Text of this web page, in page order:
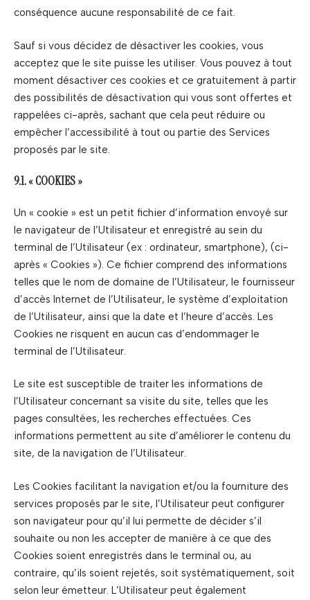
conséquence aucune responsabilité de ce fait.
Sauf si vous décidez de désactiver les cookies, vous
acceptez que le site puisse les utiliser. Vous pouvez à tout
moment désactiver ces cookies et ce gratuitement à partir
des possibilités de désactivation qui vous sont offertes et
rappelées ci-après, sachant que cela peut réduire ou
empêcher l’accessibilité à tout ou partie des Services
proposés par le site.
9.1. « COOKIES »
Un « cookie » est un petit fichier d’information envoyé sur
le navigateur de l’Utilisateur et enregistré au sein du
terminal de l’Utilisateur (ex : ordinateur, smartphone), (ci-
après « Cookies »). Ce fichier comprend des informations
telles que le nom de domaine de l’Utilisateur, le fournisseur
d’accès Internet de l’Utilisateur, le système d’exploitation
de l’Utilisateur, ainsi que la date et l’heure d’accès. Les
Cookies ne risquent en aucun cas d’endommager le
terminal de l’Utilisateur.
Le site est susceptible de traiter les informations de
l’Utilisateur concernant sa visite du site, telles que les
pages consultées, les recherches effectuées. Ces
informations permettent au site d’améliorer le contenu du
site, de la navigation de l’Utilisateur.
Les Cookies facilitant la navigation et/ou la fourniture des
services proposés par le site, l’Utilisateur peut configurer
son navigateur pour qu’il lui permette de décider s’il
souhaite ou non les accepter de manière à ce que des
Cookies soient enregistrés dans le terminal ou, au
contraire, qu’ils soient rejetés, soit systématiquement, soit
selon leur émetteur. L’Utilisateur peut également